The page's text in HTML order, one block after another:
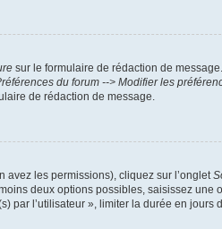
sur le formulaire de rédaction de
du forum --> Modifier les
de rédaction de message.
avez les permissions), cliquez sur l’onglet
deux options possibles, saisissez une
par l’utilisateur », limiter la durée en jours